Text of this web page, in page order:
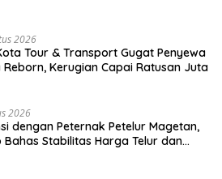
2026
Tour & Transport Gugat Penyewa
Reborn, Kerugian Capai Ratusan Juta
2026
dengan Peternak Petelur Magetan,
Bahas Stabilitas Harga Telur dan